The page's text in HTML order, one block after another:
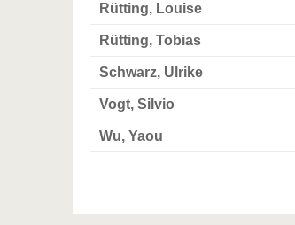
Rütting, Louise
Rütting, Tobias
Schwarz, Ulrike
Vogt, Silvio
Wu, Yaou